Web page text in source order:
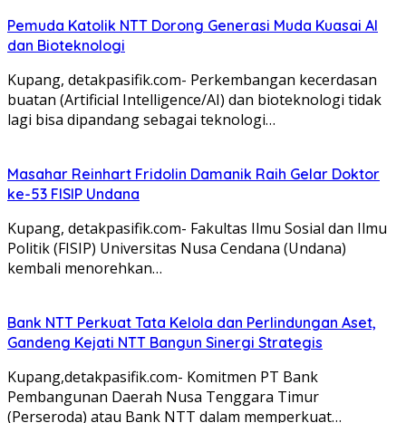
Pemuda Katolik NTT Dorong Generasi Muda Kuasai AI
dan Bioteknologi
Kupang, detakpasifik.com- Perkembangan kecerdasan
buatan (Artificial Intelligence/AI) dan bioteknologi tidak
lagi bisa dipandang sebagai teknologi…
Masahar Reinhart Fridolin Damanik Raih Gelar Doktor
ke-53 FISIP Undana
Kupang, detakpasifik.com- Fakultas Ilmu Sosial dan Ilmu
Politik (FISIP) Universitas Nusa Cendana (Undana)
kembali menorehkan…
Bank NTT Perkuat Tata Kelola dan Perlindungan Aset,
Gandeng Kejati NTT Bangun Sinergi Strategis
Kupang,detakpasifik.com- Komitmen PT Bank
Pembangunan Daerah Nusa Tenggara Timur
(Perseroda) atau Bank NTT dalam memperkuat…